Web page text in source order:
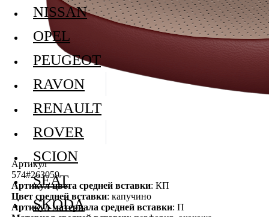
Артикул
574#263059
Артикул цвета средней вставки: КП
Цвет средней вставки: капучино
Артикул материала средней вставки: П
NISSAN
OPEL
PEUGEOT
RAVON
RENAULT
ROVER
SCION
SEAT
SKODA